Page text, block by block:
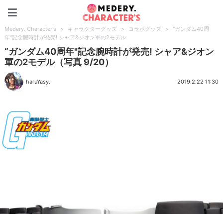
Medery. Character's > キャラクターグッズ > コラボグッズ >
“ガンダム40周
年"記念腕時計が発売! シャア&ジオン軍の2モデル
“ガンダム40周年"記念腕時計が発売! シャア&ジオン
軍の2モデル（写真 9/20）
haruYasy. 2019.2.22 11:30